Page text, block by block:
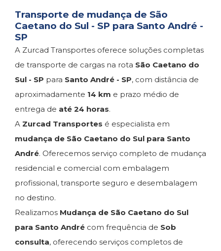
Transporte de mudança de São
Caetano do Sul - SP para Santo André -
SP
A Zurcad Transportes oferece soluções completas
de transporte de cargas na rota São Caetano do
Sul - SP para Santo André - SP, com distância de
aproximadamente 14 km e prazo médio de
entrega de até 24 horas.
A Zurcad Transportes é especialista em
mudança de São Caetano do Sul para Santo
André. Oferecemos serviço completo de mudança
residencial e comercial com embalagem
profissional, transporte seguro e desembalagem
no destino.
Realizamos Mudança de São Caetano do Sul
para Santo André com frequência de Sob
consulta, oferecendo serviços completos de